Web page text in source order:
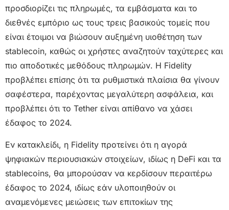
προσδιορίζει τις πληρωμές, τα εμβάσματα και το
διεθνές εμπόριο ως τους τρεις βασικούς τομείς που
είναι έτοιμοι να βιώσουν αυξημένη υιοθέτηση των
stablecoin, καθώς οι χρήστες αναζητούν ταχύτερες και
πιο αποδοτικές μεθόδους πληρωμών. Η Fidelity
προβλέπει επίσης ότι τα ρυθμιστικά πλαίσια θα γίνουν
σαφέστερα, παρέχοντας μεγαλύτερη ασφάλεια, και
προβλέπει ότι το Tether είναι απίθανο να χάσει
έδαφος το 2024.
Εν κατακλείδι, η Fidelity προτείνει ότι η αγορά
ψηφιακών περιουσιακών στοιχείων, ιδίως η DeFi και τα
stablecoins, θα μπορούσαν να κερδίσουν περαιτέρω
έδαφος το 2024, ιδίως εάν υλοποιηθούν οι
αναμενόμενες μειώσεις των επιτοκίων της